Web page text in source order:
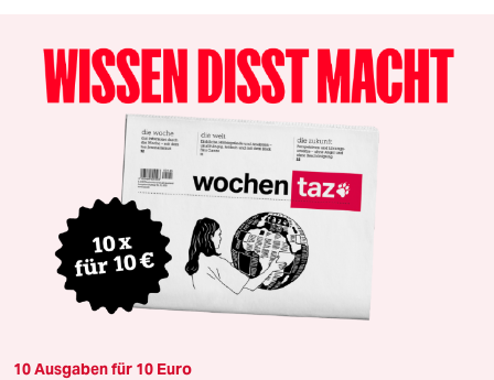
10 Ausgaben für 10 Euro